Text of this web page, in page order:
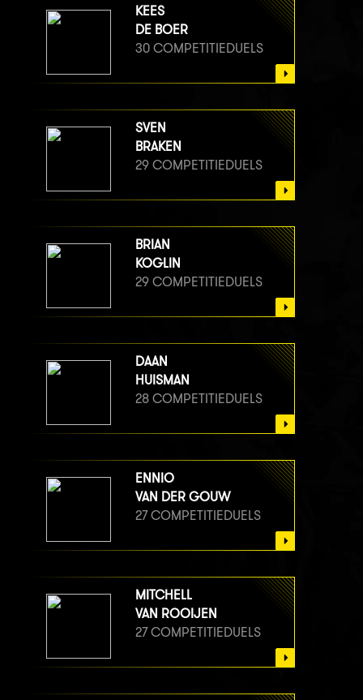
KEES
DE BOER
30 COMPETITIEDUELS
SVEN
BRAKEN
29 COMPETITIEDUELS
BRIAN
KOGLIN
29 COMPETITIEDUELS
DAAN
HUISMAN
28 COMPETITIEDUELS
ENNIO
VAN DER GOUW
27 COMPETITIEDUELS
MITCHELL
VAN ROOIJEN
27 COMPETITIEDUELS